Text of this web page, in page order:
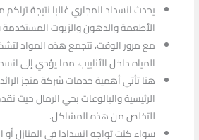
يحدث انسداد المجاري غالبا نتيجة
الأطعمة والدهون والزيوت
مع مرور الوقت، تتجمع هذه المواد
المياه داخل الأنابيب، مما يؤدي إلى
هنا تأتي أهمية خدمات شركة منجز
الرئيسية والبالوعات بحي الرمال حيث
للتخلص من هذه المشاكل.
سواء كنت تواجه انسدادا في المنازل